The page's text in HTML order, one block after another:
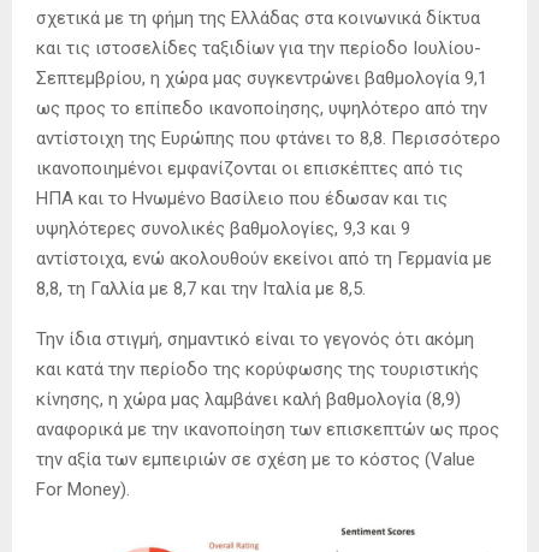
σχετικά με τη φήμη της Ελλάδας στα κοινωνικά δίκτυα
και τις ιστοσελίδες ταξιδίων για την περίοδο Ιουλίου-
Σεπτεμβρίου, η χώρα μας συγκεντρώνει βαθμολογία 9,1
ως προς το επίπεδο ικανοποίησης, υψηλότερο από την
αντίστοιχη της Ευρώπης που φτάνει το 8,8. Περισσότερο
ικανοποιημένοι εμφανίζονται οι επισκέπτες από τις
ΗΠΑ και το Ηνωμένο Βασίλειο που έδωσαν και τις
υψηλότερες συνολικές βαθμολογίες, 9,3 και 9
αντίστοιχα, ενώ ακολουθούν εκείνοι από τη Γερμανία με
8,8, τη Γαλλία με 8,7 και την Ιταλία με 8,5.
Την ίδια στιγμή, σημαντικό είναι το γεγονός ότι ακόμη
και κατά την περίοδο της κορύφωσης της τουριστικής
κίνησης, η χώρα μας λαμβάνει καλή βαθμολογία (8,9)
αναφορικά με την ικανοποίηση των επισκεπτών ως προς
την αξία των εμπειριών σε σχέση με το κόστος (Value
For Money).